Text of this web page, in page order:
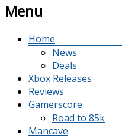
Menu
Home
News
Deals
Xbox Releases
Reviews
Gamerscore
Road to 85k
Mancave